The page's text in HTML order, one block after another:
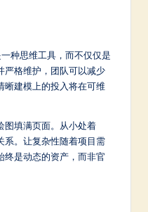
种思维工具，而不仅仅是
严格维护，团队可以减少
晰建模上的投入将在可维
图填满页面。从小处着
系。让复杂性随着项目需
终是动态的资产，而非官